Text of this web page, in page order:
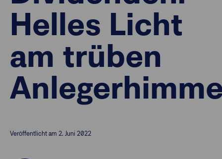
Anlagethemen
Anlagestrategien
Geschäftserfolg
Helles Licht
am trüben
Veröffentlicht am 2. Juni 2022